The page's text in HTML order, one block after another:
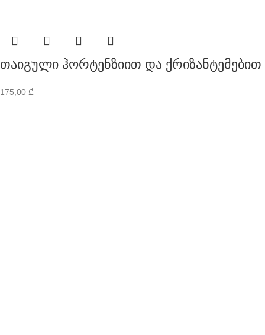
თაიგული ჰორტენზიით და ქრიზანტემებით
175,00 ₾